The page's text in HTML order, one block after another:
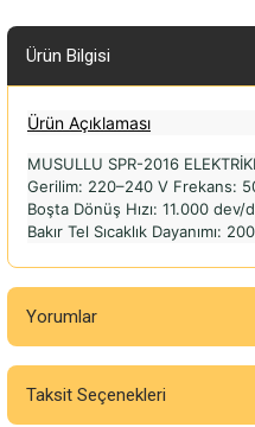
Ürün Bilgisi
Ürün Açıklaması
MUSULLU SPR-2016
Gerilim: 220–240 V Frekans:
Boşta Dönüş Hızı: 11.000
Bakır Tel Sıcaklık Dayanımı:
Yorumlar
Bu ürüne ilk
Taksit Seçenekleri